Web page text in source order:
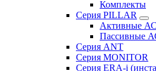
Комплекты
Серия PILLAR
Активные АС
Пассивные
Серия ANT
Серия MONITOR
Серия ERA-i